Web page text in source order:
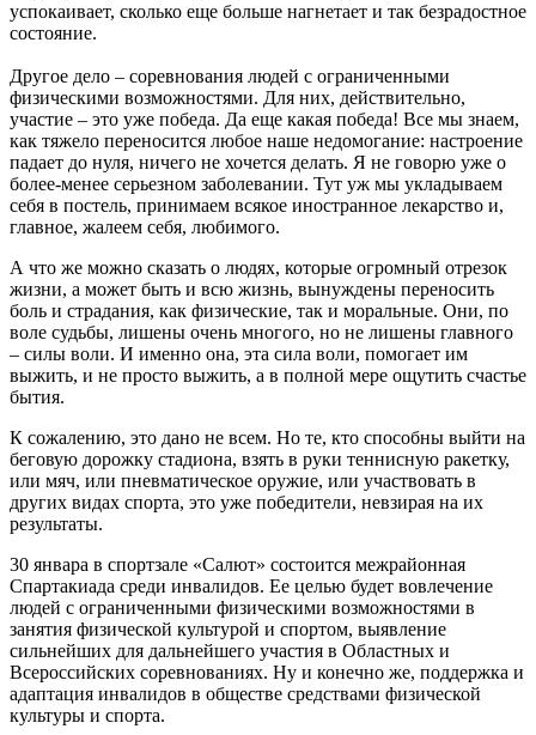
успокаивает, сколько еще больше нагнетает и так безрадостное
состояние.
Другое дело – соревнования людей с ограниченными
физическими возможностями. Для них, действительно,
участие – это уже победа. Да еще какая победа! Все мы знаем,
как тяжело переносится любое наше недомогание: настроение
падает до нуля, ничего не хочется делать. Я не говорю уже о
более-менее серьезном заболевании. Тут уж мы укладываем
себя в постель, принимаем всякое иностранное лекарство и,
главное, жалеем себя, любимого.
А что же можно сказать о людях, которые огромный отрезок
жизни, а может быть и всю жизнь, вынуждены переносить
боль и страдания, как физические, так и моральные. Они, по
воле судьбы, лишены очень многого, но не лишены главного
– силы воли. И именно она, эта сила воли, помогает им
выжить, и не просто выжить, а в полной мере ощутить счастье
бытия.
К сожалению, это дано не всем. Но те, кто способны выйти на
беговую дорожку стадиона, взять в руки теннисную ракетку,
или мяч, или пневматическое оружие, или участвовать в
других видах спорта, это уже победители, невзирая на их
результаты.
30 январа в спортзале «Салют» состоится межрайонная
Спартакиада среди инвалидов. Ее целью будет вовлечение
людей с ограниченными физическими возможностями в
занятия физической культурой и спортом, выявление
сильнейших для дальнейшего участия в Областных и
Всероссийских соревнованиях. Ну и конечно же, поддержка и
адаптация инвалидов в обществе средствами физической
культуры и спорта.